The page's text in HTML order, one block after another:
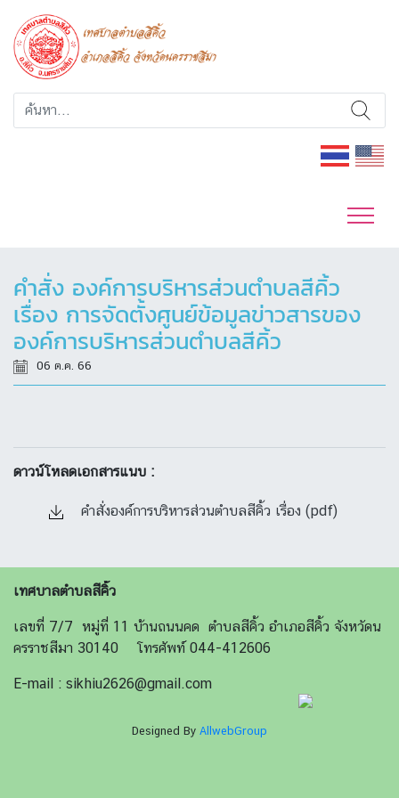
คำสั่ง องค์การบริหารส่วนตำบลสีคิ้ว
เรื่อง การจัดตั้งศูนย์ข้อมูลข่าวสารของ
องค์การบริหารส่วนตำบลสีคิ้ว
06 ต.ค. 66
ดาวน์โหลดเอกสารแนบ :
คำสั่งองค์การบริหารส่วนตำบลสีคิ้ว เรื่อง (pdf)
เทศบาลตำบลสีคิ้ว
เลขที่ 7/7 หมู่ที่ 11 บ้านถนนคด ตำบลสีคิ้ว อำเภอสีคิ้ว จังหวัดน
ครราชสีมา 30140 โทรศัพท์ 044-412606
E-mail : sikhiu2626@gmail.com
Designed By AllwebGroup